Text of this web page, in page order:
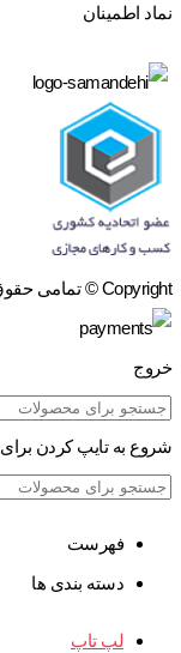
نماد اطمینان
Copyright © تمامی حقوق مادی و معنوی وب سایت محفوظ می باشد
خروج
شروع به تایپ کردن
فهرست
دسته بندی ها
لپ تاپ